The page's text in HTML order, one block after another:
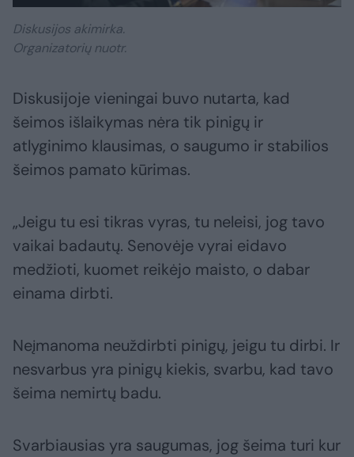
Diskusijos akimirka.
Organizatorių nuotr.
Diskusijoje vieningai buvo nutarta, kad
šeimos išlaikymas nėra tik pinigų ir
atlyginimo klausimas, o saugumo ir stabilios
šeimos pamato kūrimas.
„Jeigu tu esi tikras vyras, tu neleisi, jog tavo
vaikai badautų. Senovėje vyrai eidavo
medžioti, kuomet reikėjo maisto, o dabar
einama dirbti.
Neįmanoma neuždirbti pinigų, jeigu tu dirbi. Ir
nesvarbus yra pinigų kiekis, svarbu, kad tavo
šeima nemirtų badu.
Svarbiausias yra saugumas, jog šeima turi kur